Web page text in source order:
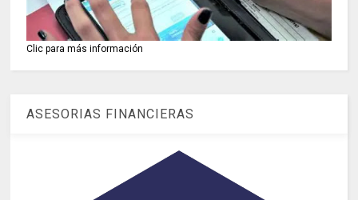
Clic para más información
ASESORIAS FINANCIERAS